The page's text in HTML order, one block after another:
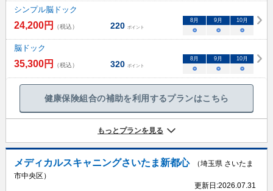
シンプル脳ドック
24,200円 （税込） 220 ポイント
8 月 9 月 10月
○ ○ ○
脳ドック
35,300円 （税込） 320 ポイント
8 月 9 月 10月
○ ○ ○
健康保険組合の補助を利用するプランはこちら
もっとプランを見る
メディカルスキャニングさいたま新都心
（埼玉県 さいたま
市中央区）
更新日:2026.07.31